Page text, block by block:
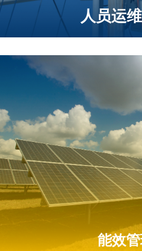
人员运
能效
监测用能数据和质量，调研用能
案，提供能源托管服务，提高能
Energy efficiency